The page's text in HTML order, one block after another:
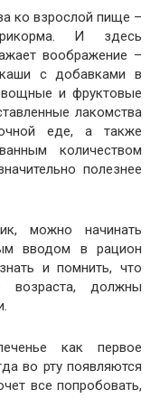
ко взрослой пище –
И здесь
воображение –
с добавками в
и фруктовые
лакомства
еде, а также
количеством
полезнее
можно начинать
вводом в рацион
и помнить, что
возраста, должны
как первое
во рту появляются
все попробовать,